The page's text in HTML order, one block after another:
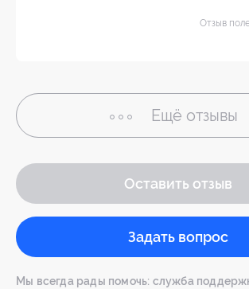
Отзыв
Ещё отзывы
Оставить отзыв
Задать вопрос
Мы всегда рады помочь: служба